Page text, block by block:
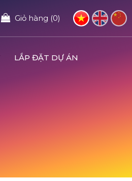
Giỏ hàng (0)
LẮP ĐẶT DỰ ÁN